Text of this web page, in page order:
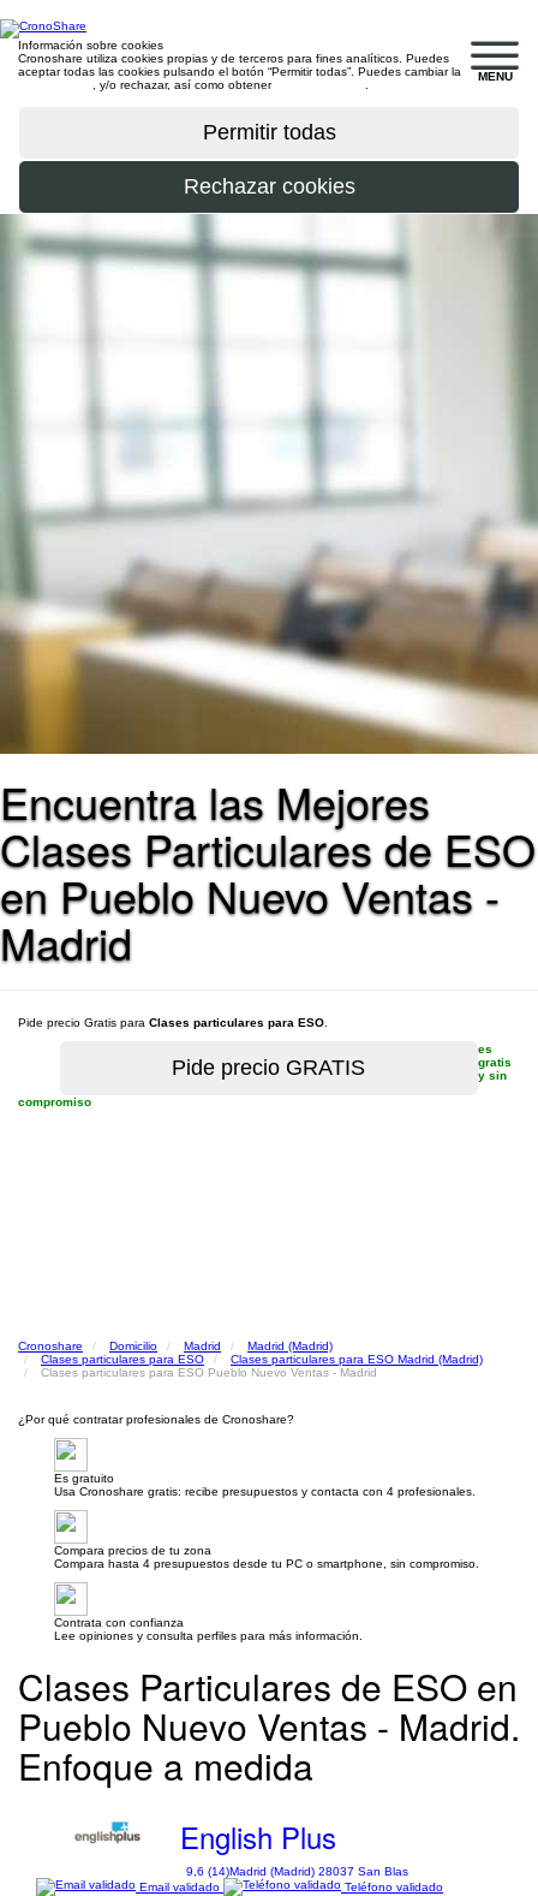
MENU
Información sobre cookies
Cronoshare utiliza cookies propias y de terceros para fines analíticos. Puedes
aceptar todas las cookies pulsando el botón “Permitir todas”. Puedes cambiar la
, y/o rechazar, así como obtener
Encuentra las Mejores
Clases Particulares de ESO
en Pueblo Nuevo Ventas -
Madrid
Pide precio Gratis para Clases particulares para ESO
es
gratis
y sin
compromiso
Cronoshare Domicilio Madrid
Madrid (Madrid)
Clases particulares para ESO
Clases particulares para ESO Madrid (Madrid)
Clases particulares para ESO Pueblo Nuevo Ventas - Madrid
¿Por qué contratar profesionales de Cronoshare?
Es gratuito
Usa Cronoshare gratis: recibe presupuestos y contacta con 4 profesionales.
Compara precios de tu zona
Compara hasta 4 presupuestos desde tu PC o smartphone, sin compromiso.
Contrata con confianza
Lee opiniones y consulta perfiles para más información.
Clases Particulares de ESO en
Pueblo Nuevo Ventas - Madrid.
Enfoque a medida
English Plus
9,6 (14)Madrid (Madrid) 28037 San Blas
Email validado
Teléfono validado